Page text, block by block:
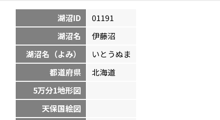
湖沼ID
01191
湖沼名
伊藤沼
湖沼名（よみ）
いとうぬま
都道府県
北海道
5万分1地形図
天保国絵図